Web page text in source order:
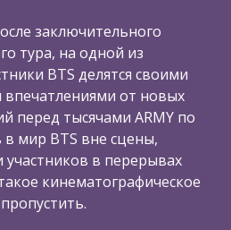
заключительного
тура, на одной из
BTS делятся своими
от новых
перед тысячами ARMY по
в мир BTS вне сцены,
участников в перерывах
кинематографическое